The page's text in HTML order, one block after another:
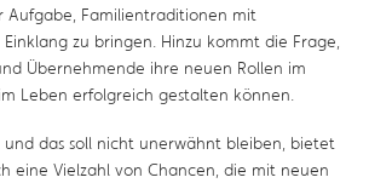
Aufgabe, Familientraditionen mit
zu bringen. Hinzu kommt die Frage,
Übernehmende ihre neuen Rollen im
Leben erfolgreich gestalten können.
und das soll nicht unerwähnt bleiben, bietet
eine Vielzahl von Chancen, die mit neuen